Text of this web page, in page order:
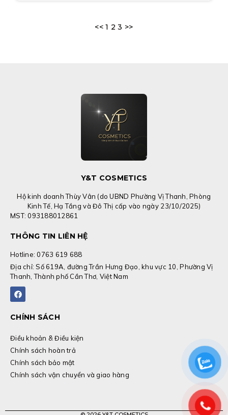
<< 1 2 3 >>
Y&T COSMETICS
Hộ kinh doanh Thùy Vân (do UBND Phường Vị Thanh, Phòng
Kinh Tế, Hạ Tầng và Đô Thị cấp vào ngày 23/10/2025)
MST: 093188012861
THÔNG TIN LIÊN HỆ
Hotline: 0763 619 688
Địa chỉ: Số 619A, đường Trần Hưng Đạo, khu vực 10, Phường Vị
Thanh, Thành phố Cần Thơ, Việt Nam
F
a
c
b
o
k
CHÍNH SÁCH
Điều khoản & Điều kiện
Chính sách hoàn trả
Chính sách bảo mật
Chính sách vận chuyển và giao hàng